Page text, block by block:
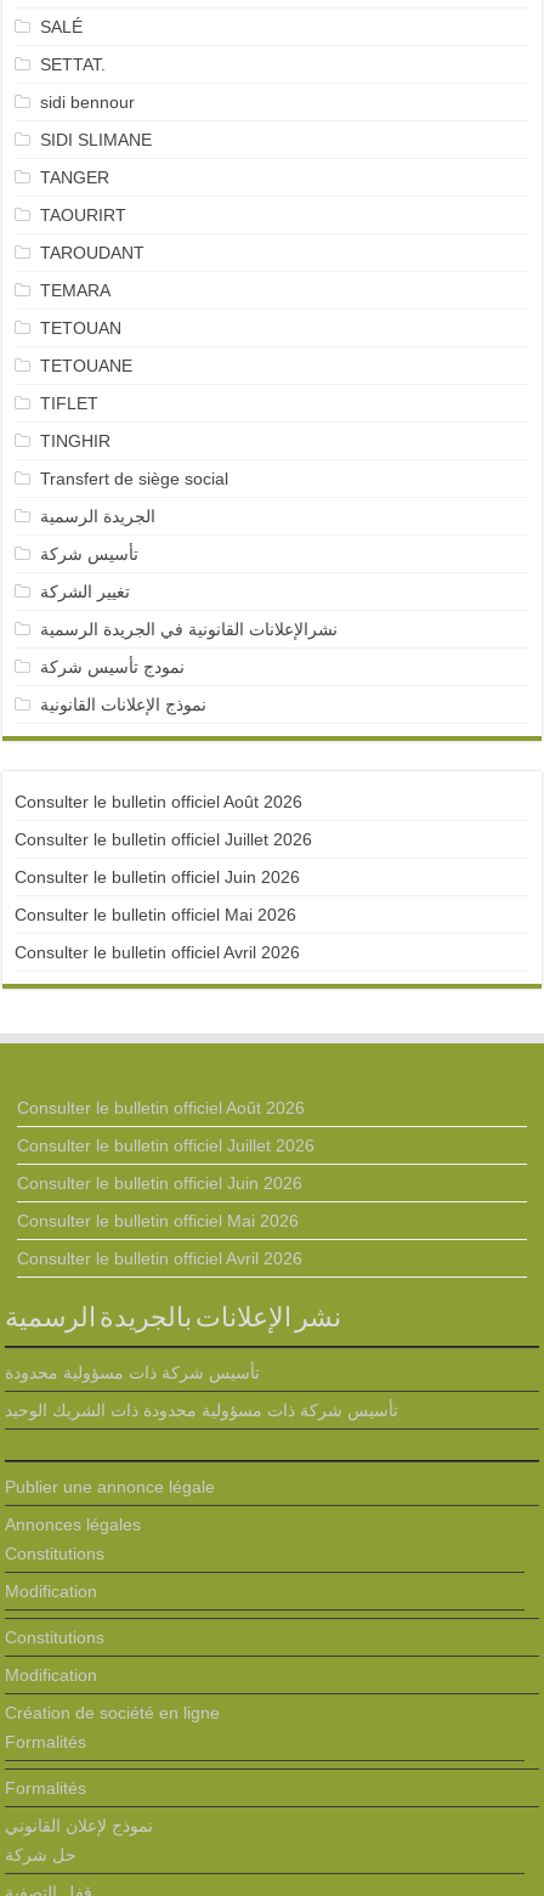
SALÉ
SETTAT.
sidi bennour
SIDI SLIMANE
TANGER
TAOURIRT
TAROUDANT
TEMARA
TETOUAN
TETOUANE
TIFLET
TINGHIR
Transfert de siège social
الجريدة الرسمية
تأسيس شركة
تغيير الشركة
نشرالإعلانات القانونية في الجريدة الرسمية
نمودج تأسيس شركة
نموذج الإعلانات القانونية
Consulter le bulletin officiel Août 2026
Consulter le bulletin officiel Juillet 2026
Consulter le bulletin officiel Juin 2026
Consulter le bulletin officiel Mai 2026
Consulter le bulletin officiel Avril 2026
Consulter le bulletin officiel Août 2026
Consulter le bulletin officiel Juillet 2026
Consulter le bulletin officiel Juin 2026
Consulter le bulletin officiel Mai 2026
Consulter le bulletin officiel Avril 2026
نشر الإعلانات بالجريدة الرسمية
تأسيس شركة ذات مسؤولية محدودة
تأسيس شركة ذات مسؤولية محدودة ذات الشريك الوحيد
Publier une annonce légale
Annonces légales
Constitutions
Modification
Constitutions
Modification
Création de société en ligne
Formalités
Formalités
نموذج لإعلان القانوني
حل شركة